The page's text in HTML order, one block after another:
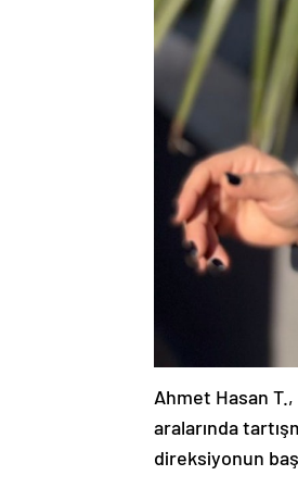
Ahmet Hasan T.,
aralarında
direksiyonun